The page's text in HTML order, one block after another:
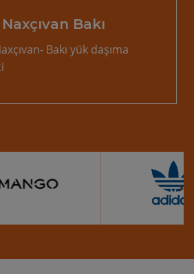
Naxçıvan Bakı
Bakı yük daşıma